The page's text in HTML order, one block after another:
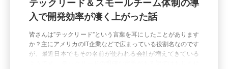
テックリード＆スモールチーム体制の導
入で開発効率が凄く上がった話
皆さんは”テックリード”という言葉を耳にしたことがあります
か？主にアメリカのIT企業などで広まっている役割名なのです
が、最近日本でもその名前が使われる会社が増えてきている